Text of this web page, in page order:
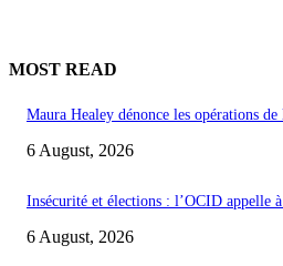
MOST READ
Maura Healey dénonce les opérations
6 August, 2026
Insécurité et élections : l’OCID appelle
6 August, 2026